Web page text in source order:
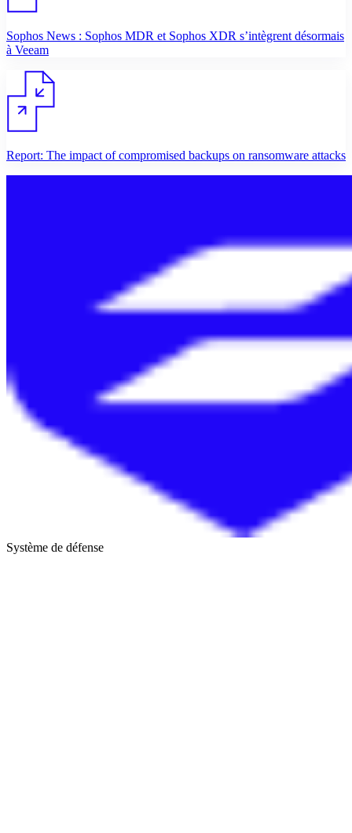
Sophos News : Sophos MDR et Sophos XDR s’intègrent désormais
à Veeam
Report: The impact of compromised backups on ransomware attacks
Système de défense